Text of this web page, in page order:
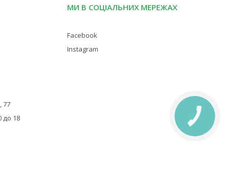
77
до 18
МИ В СОЦІАЛЬНИХ МЕРЕЖАХ
Facebook
Instagram
КНОПКА
ЗВ'ЯЗКУ